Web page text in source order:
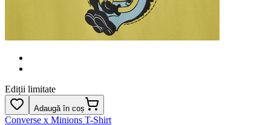
Ediții limitate
Adaugă în coș
Converse x Minions T-Shirt